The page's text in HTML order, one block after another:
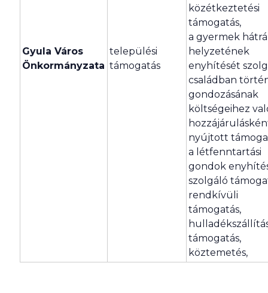
Gyula Város
Önkormányzata
települési
támogatás
közétkeztetési
támogatás,
a gyermek
helyzetének
enyhítését
családban
gondozásának
költségeihez
nyújtott
a létfenntartási
gondok
szolgáló
rendkívüli
támogatás,
támogatás,
köztemetés,